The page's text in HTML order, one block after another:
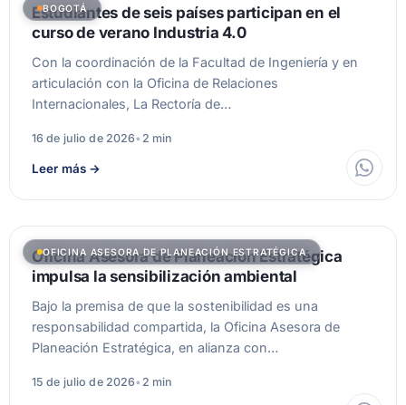
BOGOTÁ
Estudiantes de seis países participan en el
curso de verano Industria 4.0
Con la coordinación de la Facultad de Ingeniería y en
articulación con la Oficina de Relaciones
Internacionales, La Rectoría de…
16 de julio de 2026• 2 min
Leer más →
OFICINA ASESORA DE PLANEACIÓN ESTRATÉGICA
Oficina Asesora de Planeación Estratégica
impulsa la sensibilización ambiental
Bajo la premisa de que la sostenibilidad es una
responsabilidad compartida, la Oficina Asesora de
Planeación Estratégica, en alianza con…
15 de julio de 2026• 2 min